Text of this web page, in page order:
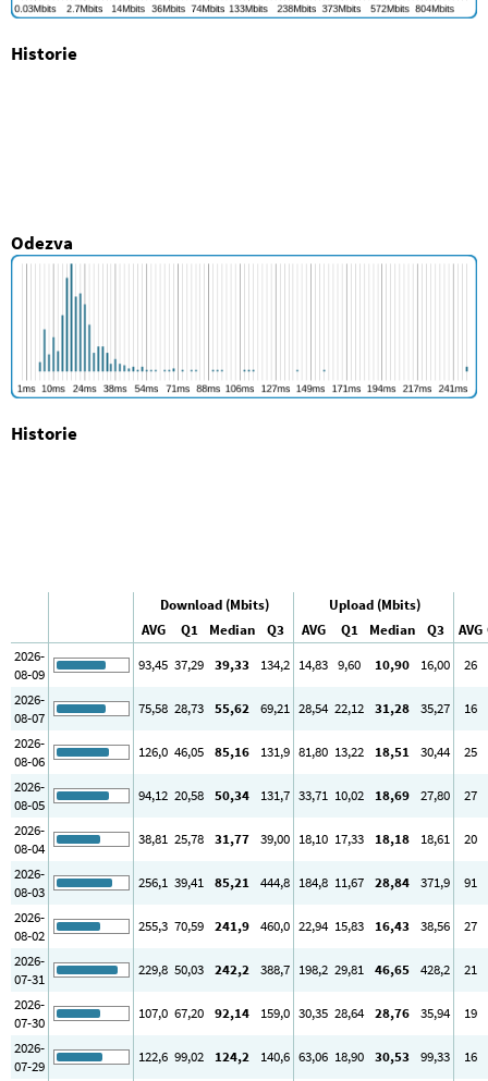
Historie
Odezva
Historie
Download (Mbits)
Upload (Mbits)
AVG
Q1 Median Q3 AVG Q1 Median Q3 AVG
2026-
08-09
93,45 37,29 39,33 134,2 14,83 9,60 10,90 16,00
26
2026-
08-07
75,58 28,73 55,62 69,21 28,54 22,12 31,28 35,27
16
2026-
08-06
126,0 46,05 85,16 131,9 81,80 13,22 18,51 30,44
25
2026-
08-05
94,12 20,58 50,34 131,7 33,71 10,02 18,69 27,80
27
2026-
08-04
38,81 25,78 31,77 39,00 18,10 17,33 18,18 18,61
20
2026-
08-03
256,1 39,41 85,21 444,8 184,8 11,67 28,84 371,9
91
2026-
08-02
255,3 70,59 241,9 460,0 22,94 15,83 16,43 38,56
27
2026-
07-31
229,8 50,03 242,2 388,7 198,2 29,81 46,65 428,2
21
2026-
07-30
107,0 67,20 92,14 159,0 30,35 28,64 28,76 35,94
19
2026-
07-29
122,6 99,02 124,2 140,6 63,06 18,90 30,53 99,33
16